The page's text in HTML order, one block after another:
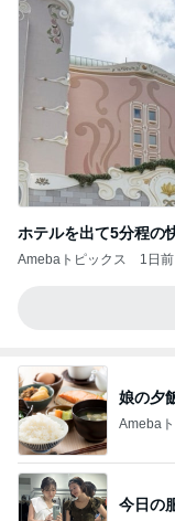
ホテルを出て5分程の
Amebaトピックス 1日前
娘の夕
Ameba
今日の